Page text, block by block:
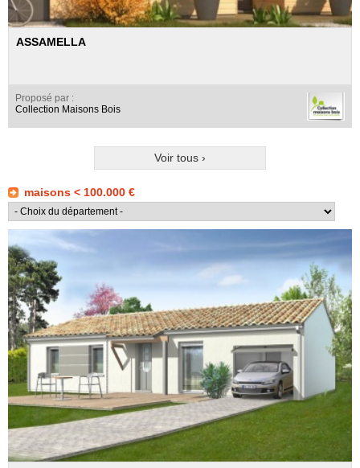
ASSAMELLA
Proposé par :
Collection Maisons Bois
Voir tous ›
maisons < 100.000 €